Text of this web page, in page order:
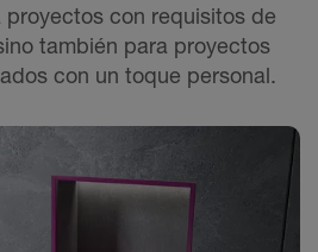
con requisitos de
también para proyectos
con un toque personal.